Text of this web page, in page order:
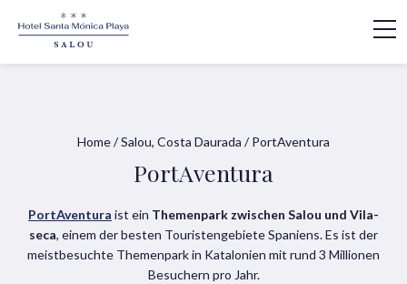
Home/Salou, Costa Daurada /PortAventura
PortAventura
PortAventura ist ein Themenpark zwischen Salou und Vila-
seca, einem der besten Touristengebiete Spaniens. Es ist der
meistbesuchte Themenpark in Katalonien mit rund 3 Millionen
Besuchern pro Jahr.